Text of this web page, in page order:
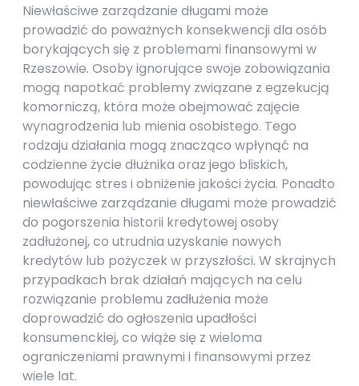
Niewłaściwe zarządzanie długami może
prowadzić do poważnych konsekwencji dla osób
borykających się z problemami finansowymi w
Rzeszowie. Osoby ignorujące swoje zobowiązania
mogą napotkać problemy związane z egzekucją
komorniczą, która może obejmować zajęcie
wynagrodzenia lub mienia osobistego. Tego
rodzaju działania mogą znacząco wpłynąć na
codzienne życie dłużnika oraz jego bliskich,
powodując stres i obniżenie jakości życia. Ponadto
niewłaściwe zarządzanie długami może prowadzić
do pogorszenia historii kredytowej osoby
zadłużonej, co utrudnia uzyskanie nowych
kredytów lub pożyczek w przyszłości. W skrajnych
przypadkach brak działań mających na celu
rozwiązanie problemu zadłużenia może
doprowadzić do ogłoszenia upadłości
konsumenckiej, co wiąże się z wieloma
ograniczeniami prawnymi i finansowymi przez
wiele lat.